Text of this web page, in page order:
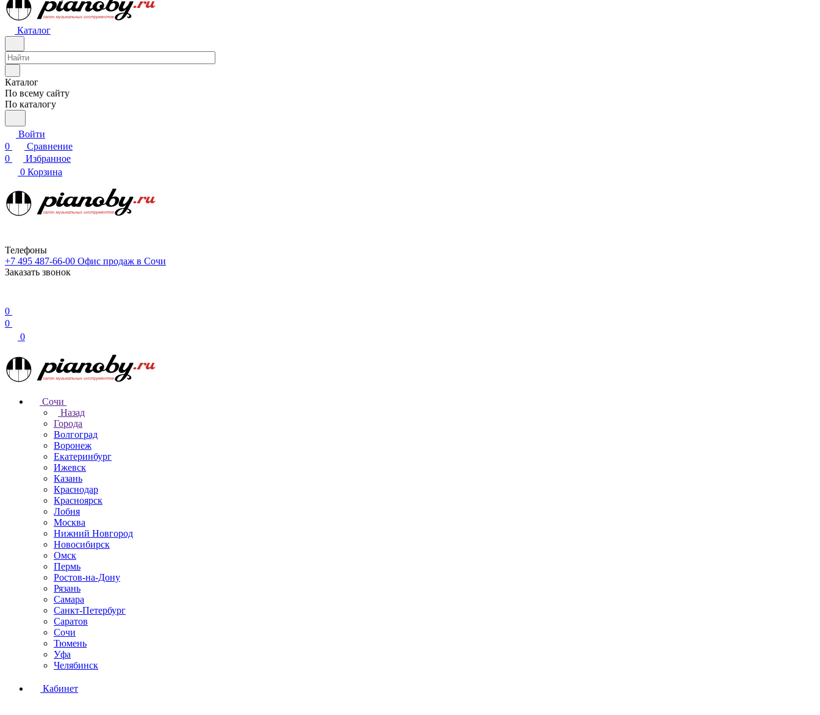
Каталог
Каталог
По всему сайту
По каталогу
Войти
0
Сравнение
0
Избранное
0 Корзина
Телефоны
+7 495 487-66-00 Офис продаж в Сочи
Заказать звонок
0
0
0
Сочи
Назад
Города
Волгоград
Воронеж
Екатеринбург
Ижевск
Казань
Краснодар
Красноярск
Лобня
Москва
Нижний Новгород
Новосибирск
Омск
Пермь
Ростов-на-Дону
Рязань
Самара
Санкт-Петербург
Саратов
Сочи
Тюмень
Уфа
Челябинск
Кабинет